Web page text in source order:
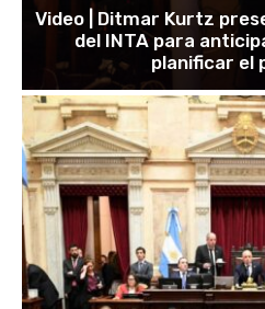
Video | Ditmar Kurtz
del INTA para
planificar el